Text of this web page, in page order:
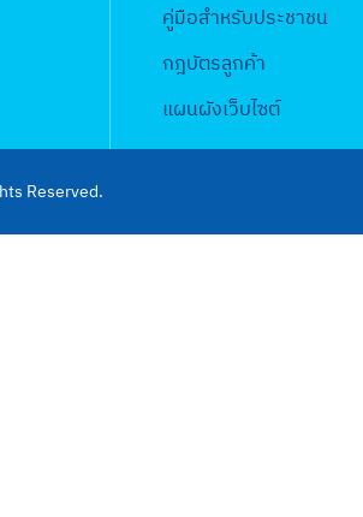
คู่มือสำหรับประชาชน
กฎบัตรลูกค้า
แผนผังเว็บไซต์
Reserved.